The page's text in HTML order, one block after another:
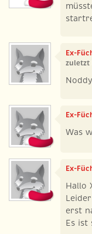
Ex-
zuletzt
Ex-
Was
Ex-
Hallo
erst
Es ist